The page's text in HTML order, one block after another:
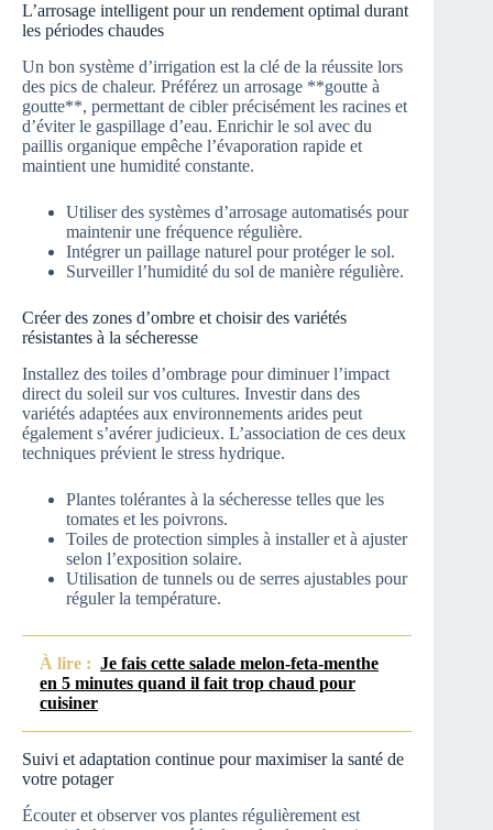
L’arrosage intelligent pour un rendement optimal durant
les périodes chaudes
Un bon système d’irrigation est la clé de la réussite lors
des pics de chaleur. Préférez un arrosage **goutte à
goutte**, permettant de cibler précisément les racines et
d’éviter le gaspillage d’eau. Enrichir le sol avec du
paillis organique empêche l’évaporation rapide et
maintient une humidité constante.
Utiliser des systèmes d’arrosage automatisés pour
maintenir une fréquence régulière.
Intégrer un paillage naturel pour protéger le sol.
Surveiller l’humidité du sol de manière régulière.
Créer des zones d’ombre et choisir des variétés
résistantes à la sécheresse
Installez des toiles d’ombrage pour diminuer l’impact
direct du soleil sur vos cultures. Investir dans des
variétés adaptées aux environnements arides peut
également s’avérer judicieux. L’association de ces deux
techniques prévient le stress hydrique.
Plantes tolérantes à la sécheresse telles que les
tomates et les poivrons.
Toiles de protection simples à installer et à ajuster
selon l’exposition solaire.
Utilisation de tunnels ou de serres ajustables pour
réguler la température.
À lire : Je fais cette salade melon-feta-menthe
en 5 minutes quand il fait trop chaud pour
cuisiner
Suivi et adaptation continue pour maximiser la santé de
votre potager
Écouter et observer vos plantes régulièrement est